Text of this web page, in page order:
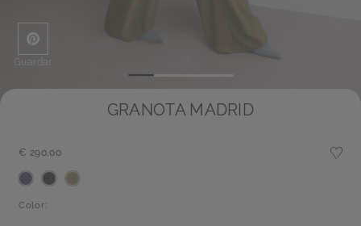
Guardar
GRANOTA MADRID
€ 290,00
Color: